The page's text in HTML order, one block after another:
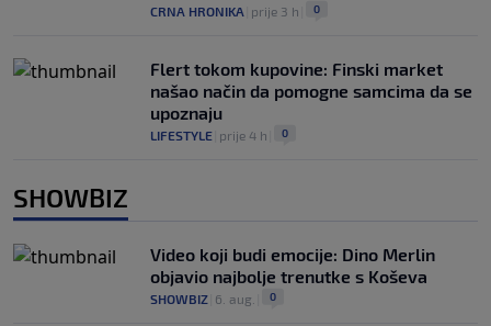
CRNA HRONIKA prije 3 h 0
Flert tokom kupovine: Finski market
našao način da pomogne samcima da se
upoznaju
LIFESTYLE prije 4 h 0
SHOWBIZ
Video koji budi emocije: Dino Merlin
objavio najbolje trenutke s Koševa
SHOWBIZ 6. aug. 0